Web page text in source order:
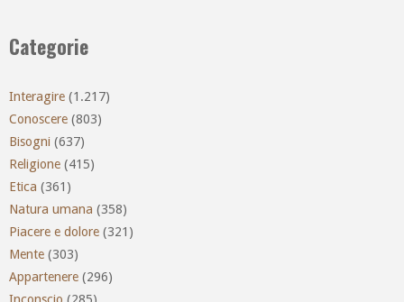
Categorie
Interagire (1.217)
Conoscere (803)
Bisogni (637)
Religione (415)
Etica (361)
Natura umana (358)
Piacere e dolore (321)
Mente (303)
Appartenere (296)